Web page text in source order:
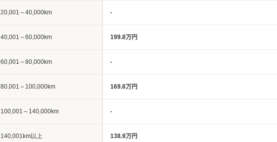
20,001～40,000km -
40,001～60,000km 199.8万円
60,001～80,000km -
80,001～100,000km 169.8万円
100,001～140,000km -
140,001km以上 138.9万円